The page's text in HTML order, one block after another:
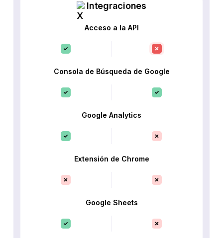
Integraciones
Acceso a la API
Consola de Búsqueda de Google
Google Analytics
Extensión de Chrome
Google Sheets